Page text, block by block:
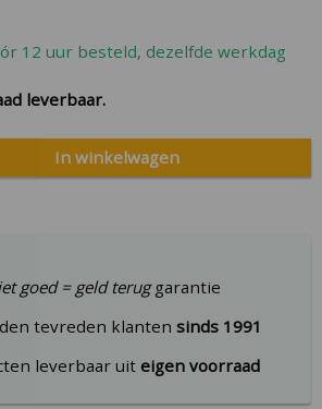
12 uur besteld, dezelfde werkdag
leverbaar.
In winkelwagen
goed = geld teruggarantie
tevreden klantensinds 1991
leverbaar uiteigen voorraad